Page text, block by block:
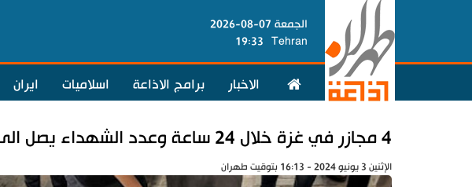
الجمعة 07-08-2026
Tehran
19:33
الاخبار برامج الاذاعة اسلاميات ايران
4 مجازر في غزة خلال 24 ساعة وعدد الشهداء يصل الى 36479 شهيداً
الإثنين 3 يونيو 2024 - 16:13 بتوقيت طهران